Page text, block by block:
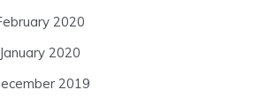
2020
January 2020
2019